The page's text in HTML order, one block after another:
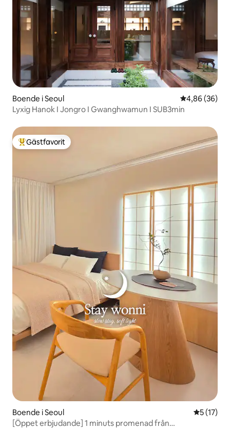
Boende i Seoul 4,86 av 5 i
4,86 (36)
Lyxig Hanok I Jongro I Gwanghwamun I SUB3min
Populär gästfavorit
Gästfavorit
Boende i Seoul 5 av 5 i
5 (17)
[Öppet erbjudande] 1 minuts promenad från